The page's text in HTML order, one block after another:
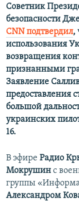
​Советник
безопасности
CNN подтвердил,
использования
возвращения
признанными
Заявление
предоставления
большой
украинских
16.
В эфире Радио
Мокрушин с
группы
Александром